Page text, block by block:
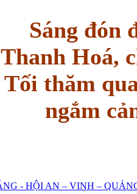
Sáng đón
Thanh Hoá,
Tối thăm
ngắm
- HỘI AN – VINH –